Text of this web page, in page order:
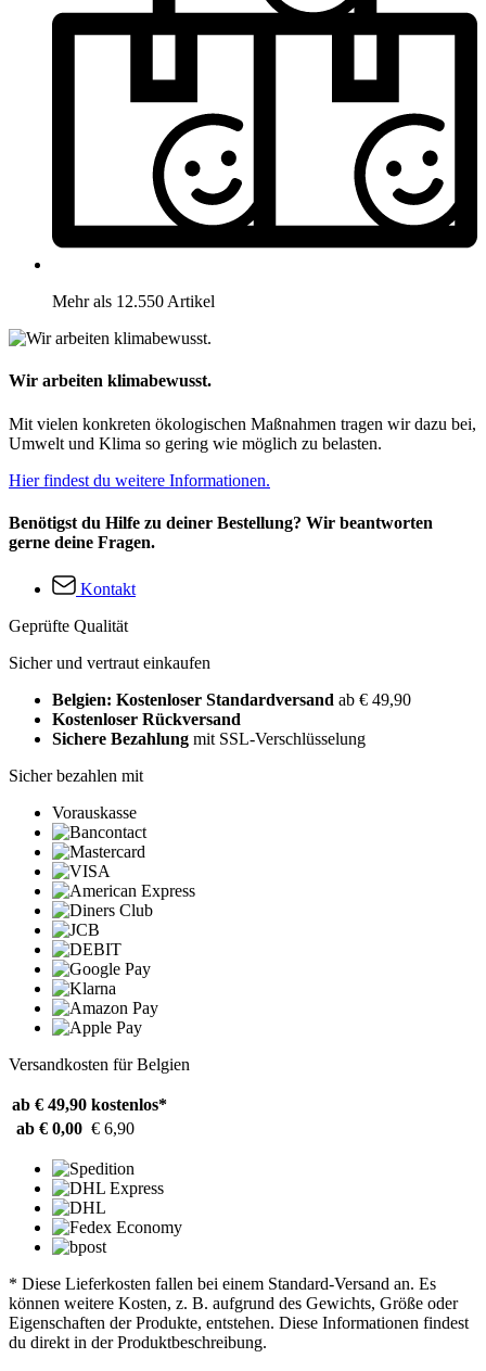
Mehr als 12.550 Artikel
Wir arbeiten klimabewusst.
Mit vielen konkreten ökologischen Maßnahmen tragen wir dazu bei,
Umwelt und Klima so gering wie möglich zu belasten.
Hier findest du weitere Informationen.
Benötigst du Hilfe zu deiner Bestellung? Wir beantworten
gerne deine Fragen.
Kontakt
Geprüfte Qualität
Sicher und vertraut einkaufen
Belgien: Kostenloser Standardversand ab € 49,90
Kostenloser Rückversand
Sichere Bezahlung mit SSL-Verschlüsselung
Sicher bezahlen mit
Vorauskasse
Versandkosten für Belgien
ab € 49,90 kostenlos*
ab € 0,00 € 6,90
* Diese Lieferkosten fallen bei einem Standard-Versand an. Es
können weitere Kosten, z. B. aufgrund des Gewichts, Größe oder
Eigenschaften der Produkte, entstehen. Diese Informationen findest
du direkt in der Produktbeschreibung.